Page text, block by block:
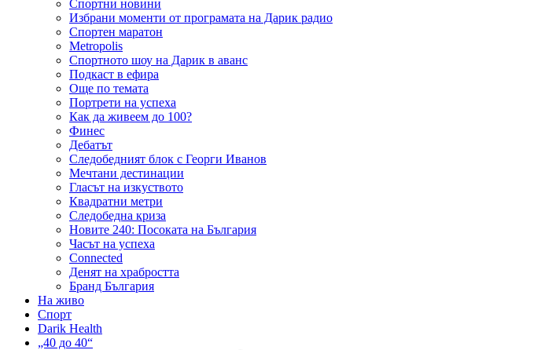
Спортни новини
Избрани моменти от програмата на Дарик радио
Спортен маратон
Metropolis
Спортното шоу на Дарик в аванс
Подкаст в ефира
Още по темата
Портрети на успеха
Как да живеем до 100?
Финес
Дебатът
Следобедният блок с Георги Иванов
Мечтани дестинации
Гласът на изкуството
Квадратни метри
Следобедна криза
Новите 240: Посоката на България
Часът на успеха
Connected
Денят на храбростта
Бранд България
На живо
Спорт
Darik Health
„40 до 40“